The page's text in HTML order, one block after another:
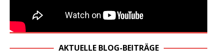
AKTUELLE BLOG-BEITRÄGE